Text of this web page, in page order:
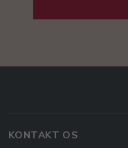
KONTAKT OS